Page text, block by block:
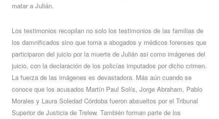
matar a Julián.
Los testimonios recopilan no solo los testimonios de las familias de
los damnificados sino que toma a abogados y médicos forenses que
participaron del juicio por la muerte de Julián asi como imágenes del
juicio, con la declaración de los policías imputados por dicho crimen.
La fuerza de las imágenes es devastadora. Más aún cuando se
conoce que los acusados Martín Paul Solís, Jorge Abraham, Pablo
Morales y Laura Soledad Córdoba fueron absueltos por el Tribunal
Superior de Justicia de Trelew. También forman parte de los